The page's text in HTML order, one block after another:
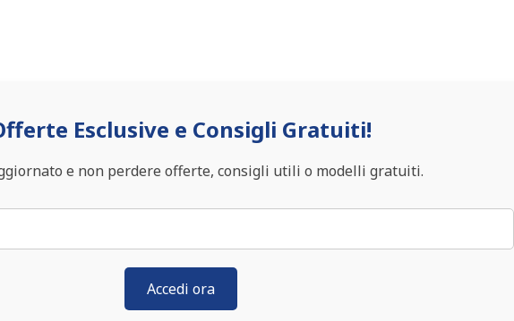
Esclusive e Consigli Gratuiti!
e non perdere offerte, consigli utili o modelli gratuiti.
Accedi ora